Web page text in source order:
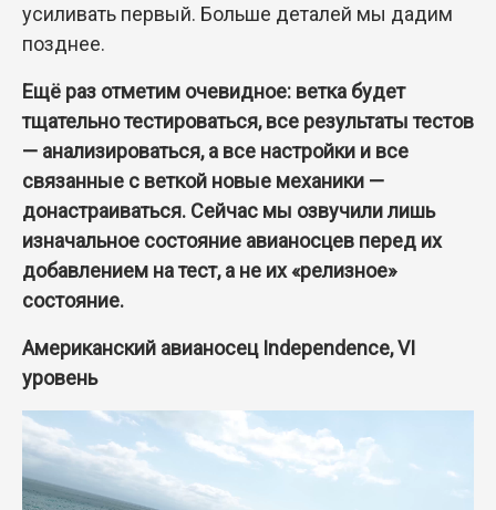
усиливать первый. Больше деталей мы дадим
позднее.
Ещё раз отметим очевидное: ветка будет
тщательно тестироваться, все результаты тестов
— анализироваться, а все настройки и все
связанные с веткой новые механики —
донастраиваться. Сейчас мы озвучили лишь
изначальное состояние авианосцев перед их
добавлением на тест, а не их «релизное»
состояние.
Американский авианосец Independence, VI
уровень